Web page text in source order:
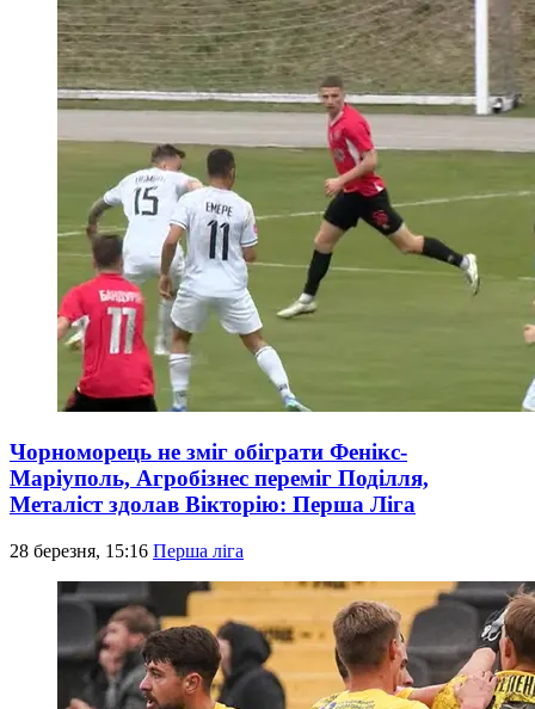
Чорноморець не зміг обіграти Фенікс-
Маріуполь, Агробізнес переміг Поділля,
Металіст здолав Вікторію: Перша Ліга
28 березня, 15:16 Перша ліга